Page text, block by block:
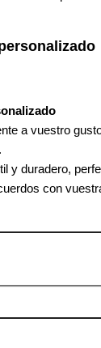
a vuestro
y duradero,
con